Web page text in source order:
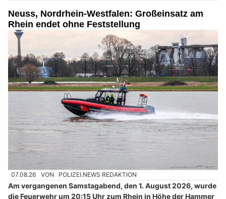
Neuss, Nordrhein-Westfalen: Großeinsatz am
Rhein endet ohne Feststellung
07.08.26 VON POLIZEI.NEWS REDAKTION
Am vergangenen Samstagabend, den 1. August 2026, wurde
die Feuerwehr um 20:15 Uhr zum Rhein in Höhe der Hammer